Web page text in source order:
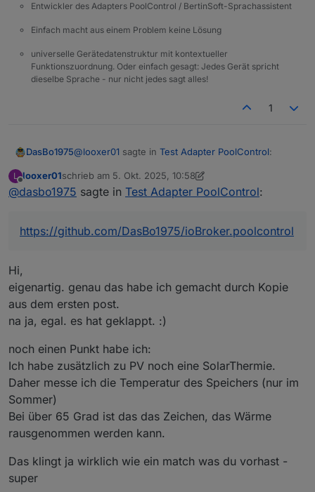
Entwickler des Adapters PoolControl / BertinSoft-Sprachassistent
Einfach macht aus einem Problem keine Lösung
universelle Gerätedatenstruktur mit kontextueller
Funktionszuordnung. Oder einfach gesagt: Jedes Gerät spricht
dieselbe Sprache - nur nicht jedes sagt alles!
1
DasBo1975@looxer01 sagte in Test Adapter PoolControl:
Hi,
freut mich, dass du den PoolControl-Adapter
Konzept – auch wenn noch nicht alles umgesetzt
ist, was du beschrieben hast.
Automatische, manuelle und zeitgesteuerte
Pumpensteuerung
Temperaturverwaltung mit mehreren Sensoren
Solarsteuerung (Kollektor ↔ Pool, einstellbare
Grenzen)
Frostschutz, Rückspülung, Wartungsmodus
Verbrauchs- und Kostenberechnung
Statusübersicht mit Live-Text und JSON-Daten
L
Offline
looxer01schrieb am 5. Okt. 2025, 10:58
zuletzt editiert von looxer0110. Mai 2025, 13:00
@dasbo1975 sagte in Test Adapter PoolControl:
https://github.com/DasBo1975/ioBroker.poolcontrol
Hi,
eigenartig. genau das habe ich gemacht durch Kopie
aus dem ersten post.
na ja, egal. es hat geklappt. :)
noch einen Punkt habe ich:
Ich habe zusätzlich zu PV noch eine SolarThermie.
Daher messe ich die Temperatur des Speichers (nur im
Sommer)
Bei über 65 Grad ist das das Zeichen, das Wärme
rausgenommen werden kann.
Das klingt ja wirklich wie ein match was du vorhast -
super